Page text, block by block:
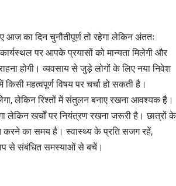
आज का दिन चुनौतीपूर्ण तो रहेगा लेकिन अंततः
पर आपके प्रयासों को मान्यता मिलेगी और
होगी। व्यवसाय से जुड़े लोगों के लिए नया निवेश
किसी महत्वपूर्ण विषय पर चर्चा हो सकती है।
लेकिन रिश्तों में संतुलन बनाए रखना आवश्यक है।
लेकिन खर्चों पर नियंत्रण रखना जरूरी है। छात्रों के
करने का समय है। स्वास्थ्य के प्रति सजग रहें,
से संबंधित समस्याओं से बचें।